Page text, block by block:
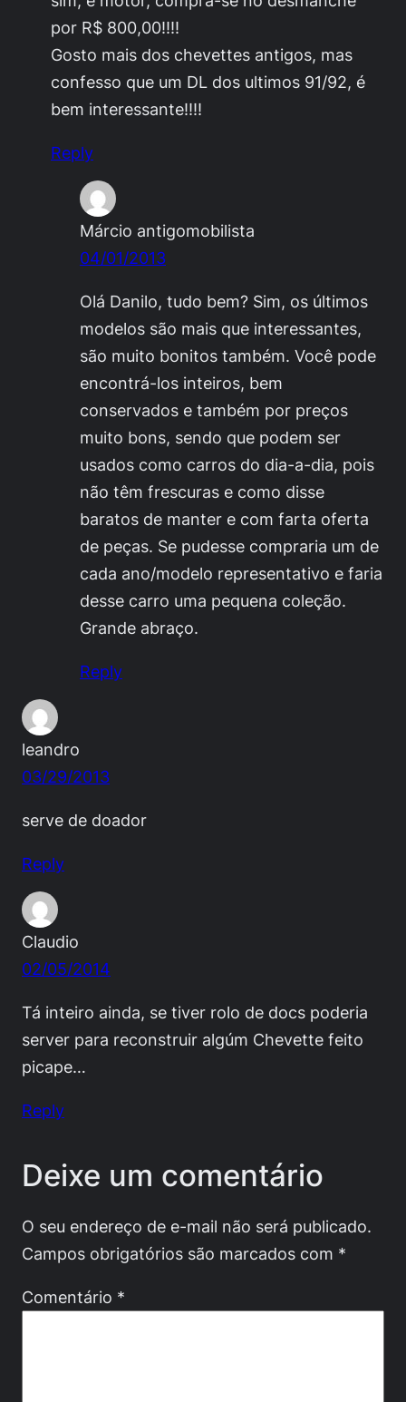
por R$ 800,00!!!!
Gosto mais dos chevettes antigos, mas
confesso que um DL dos ultimos 91/92, é
bem interessante!!!!
Reply
Márcio antigomobilista
04/01/2013
Olá Danilo, tudo bem? Sim, os últimos
modelos são mais que interessantes,
são muito bonitos também. Você pode
encontrá-los inteiros, bem
conservados e também por preços
muito bons, sendo que podem ser
usados como carros do dia-a-dia, pois
não têm frescuras e como disse
baratos de manter e com farta oferta
de peças. Se pudesse compraria um de
cada ano/modelo representativo e faria
desse carro uma pequena coleção.
Grande abraço.
Reply
leandro
03/29/2013
serve de doador
Reply
Claudio
02/05/2014
Tá inteiro ainda, se tiver rolo de docs poderia
server para reconstruir algúm Chevette feito
picape…
Reply
Deixe um comentário
O seu endereço de e-mail não será publicado.
Campos obrigatórios são marcados com *
Comentário *